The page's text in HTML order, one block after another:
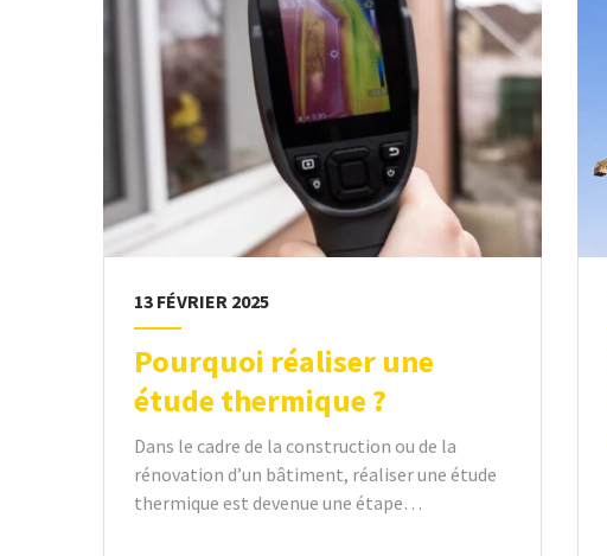
13 FÉVRIER 2025
Pourquoi réaliser une
étude thermique ?
Dans le cadre de la construction ou de la
rénovation d’un bâtiment, réaliser une étude
thermique est devenue une étape…